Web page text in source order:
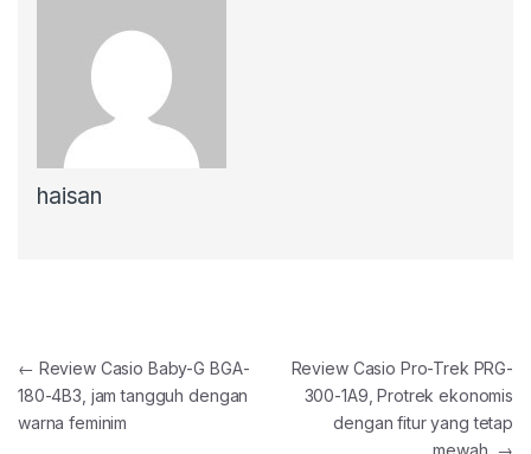
haisan
Post navigation
← Review Casio Baby-G BGA-
180-4B3, jam tangguh dengan
warna feminim
Review Casio Pro-Trek PRG-
300-1A9, Protrek ekonomis
dengan fitur yang tetap